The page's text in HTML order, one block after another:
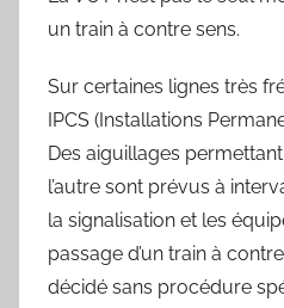
un train à contre sens.
Sur certaines lignes très
IPCS (Installations
Des aiguillages
l’autre sont prévus à
la signalisation et les
passage d’un train à
décidé sans procédure